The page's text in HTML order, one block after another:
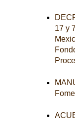
17 y